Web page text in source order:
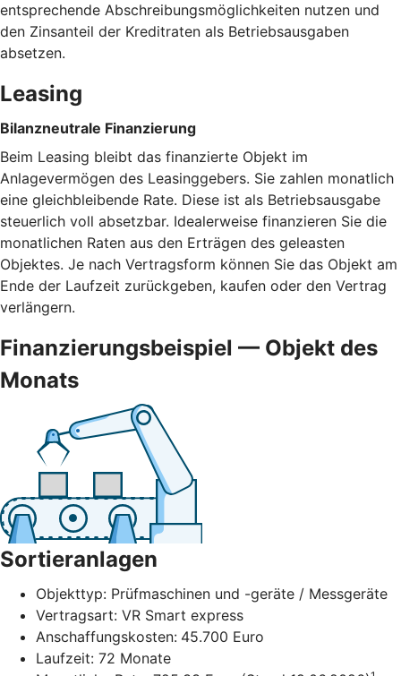
entsprechende Abschreibungsmöglichkeiten nutzen und
den Zinsanteil der Kreditraten als Betriebsausgaben
absetzen.
Leasing
Bilanzneutrale Finanzierung
Beim Leasing bleibt das finanzierte Objekt im
Anlagevermögen des Leasinggebers. Sie zahlen monatlich
eine gleichbleibende Rate. Diese ist als Betriebsausgabe
steuerlich voll absetzbar. Idealerweise finanzieren Sie die
monatlichen Raten aus den Erträgen des geleasten
Objektes. Je nach Vertragsform können Sie das Objekt am
Ende der Laufzeit zurückgeben, kaufen oder den Vertrag
verlängern.
Finanzierungsbeispiel — Objekt des
Monats
Sortieranlagen
Objekttyp: Prüfmaschinen und -geräte / Messgeräte
Vertragsart: VR Smart express
Anschaffungskosten: 45.700 Euro
Laufzeit: 72 Monate